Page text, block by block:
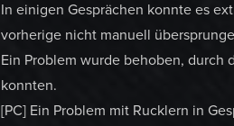
In einigen Gesprächen konnte es
vorherige nicht manuell
Ein Problem wurde behoben, durch
konnten.
[PC] Ein Problem mit Rucklern in